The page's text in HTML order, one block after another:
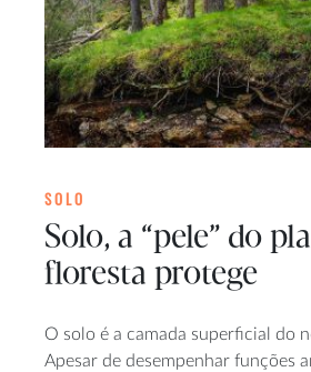
SOLO
Solo, a “pele” do
floresta protege
O solo é a camada superficial do
Apesar de desempenhar funções